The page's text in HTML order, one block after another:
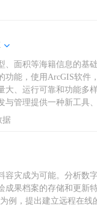
面积等海籍信息的基
能，使用ArcGIS软件
、运行可靠和功能多
管理提供一种新工具
据
灾成为可能。分析数
果档案的存储和更新
例，提出建立远程在线